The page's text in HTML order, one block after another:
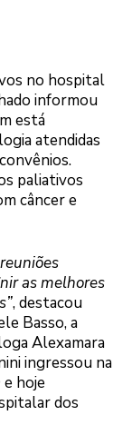
no hospital
informou
está
atendidas
paliativos
câncer e
as melhores
, destacou
Basso, a
Alexamara
ingressou na
hoje
dos